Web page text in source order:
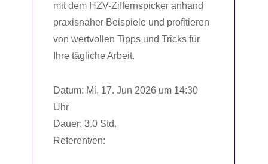
mit dem HZV-Ziffernspicker anhand
praxisnaher Beispiele und profitieren
von wertvollen Tipps und Tricks für
Ihre tägliche Arbeit.
Datum: Mi, 17. Jun 2026 um 14:30
Uhr
Dauer: 3.0 Std.
Referent/en: